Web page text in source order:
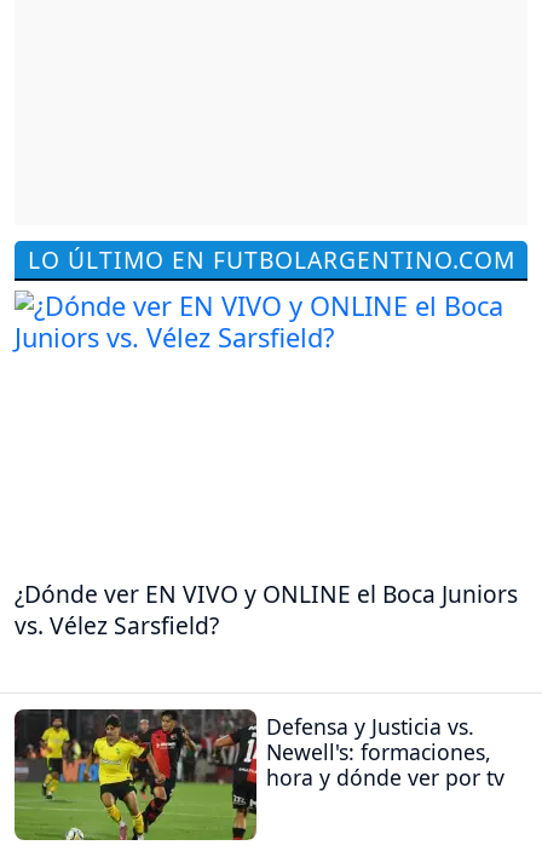
LO ÚLTIMO EN FUTBOLARGENTINO.COM
¿Dónde ver EN VIVO y ONLINE el Boca Juniors
vs. Vélez Sarsfield?
Defensa y Justicia vs.
Newell's: formaciones,
hora y dónde ver por tv